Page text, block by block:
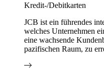
Kredit-/Debitkarten
JCB ist ein führendes
welches Unternehmen
eine wachsende
pazifischen Raum, zu